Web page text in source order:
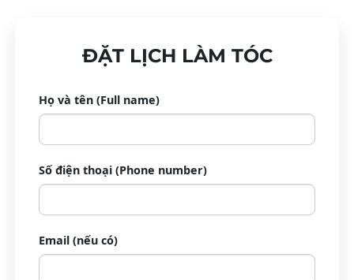
ĐẶT LỊCH LÀM TÓC
Họ và tên (Full name)
Số điện thoại (Phone number)
Email (nếu có)